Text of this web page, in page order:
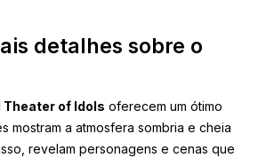
detalhes sobre o
Theater of Idols oferecem um ótimo
mostram a atmosfera sombria e cheia
revelam personagens e cenas que